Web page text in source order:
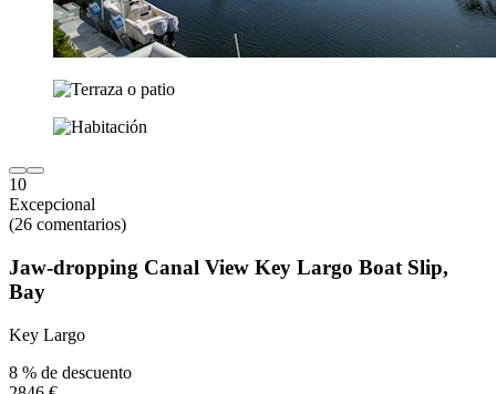
10
Excepcional
(26 comentarios)
Jaw-dropping Canal View Key Largo Boat Slip,
Bay
Key Largo
8 % de descuento